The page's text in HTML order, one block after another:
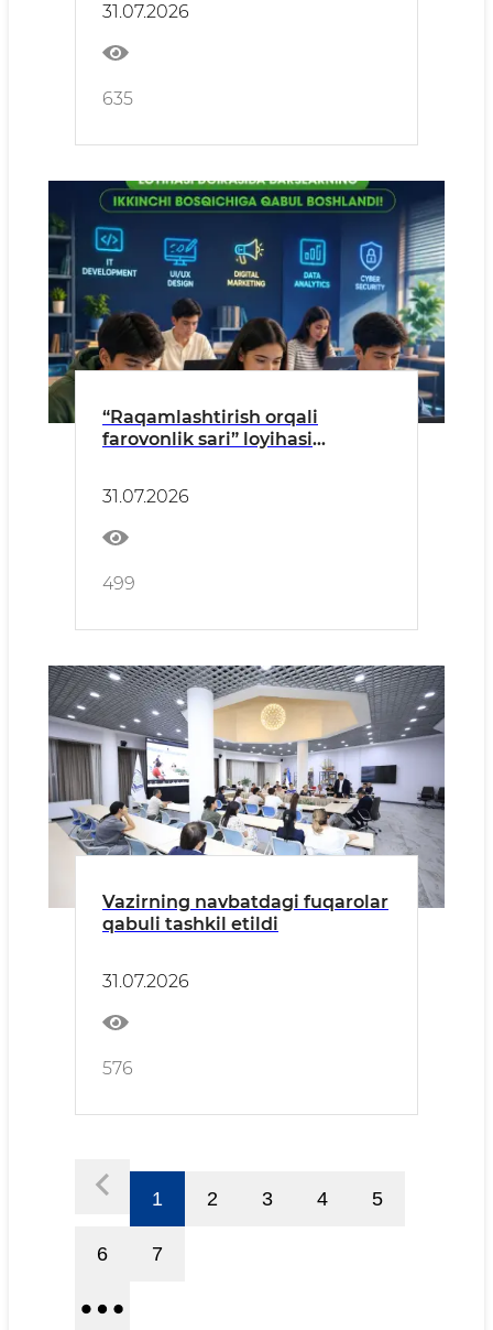
31.07.2026
635
“Raqamlashtirish orqali
farovonlik sari” loyihasi
31.07.2026
499
Vazirning navbatdagi fuqarolar
qabuli tashkil etildi
31.07.2026
576
1 2 3 4 5
6 7